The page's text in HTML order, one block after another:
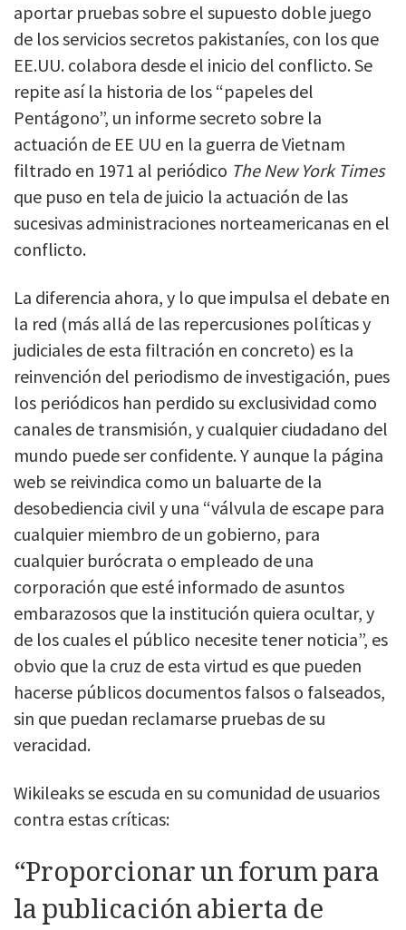
aportar pruebas sobre el supuesto doble juego
de los servicios secretos pakistaníes, con los que
EE.UU. colabora desde el inicio del conflicto. Se
repite así la historia de los “papeles del
Pentágono”, un informe secreto sobre la
actuación de EE UU en la guerra de Vietnam
filtrado en 1971 al periódico The New York Times
que puso en tela de juicio la actuación de las
sucesivas administraciones norteamericanas en el
conflicto.
La diferencia ahora, y lo que impulsa el debate en
la red (más allá de las repercusiones políticas y
judiciales de esta filtración en concreto) es la
reinvención del periodismo de investigación, pues
los periódicos han perdido su exclusividad como
canales de transmisión, y cualquier ciudadano del
mundo puede ser confidente. Y aunque la página
web se reivindica como un baluarte de la
desobediencia civil y una “válvula de escape para
cualquier miembro de un gobierno, para
cualquier burócrata o empleado de una
corporación que esté informado de asuntos
embarazosos que la institución quiera ocultar, y
de los cuales el público necesite tener noticia”, es
obvio que la cruz de esta virtud es que pueden
hacerse públicos documentos falsos o falseados,
sin que puedan reclamarse pruebas de su
veracidad.
Wikileaks se escuda en su comunidad de usuarios
contra estas críticas:
“Proporcionar un forum para
la publicación abierta de